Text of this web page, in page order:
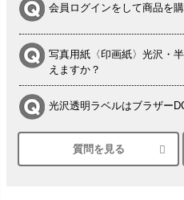
会員ログインをして商品を
写真用紙〈印画紙〉光沢・
えますか？
光沢透明ラベルはブラザー
シルバーペーパーに
は？
質問を見る